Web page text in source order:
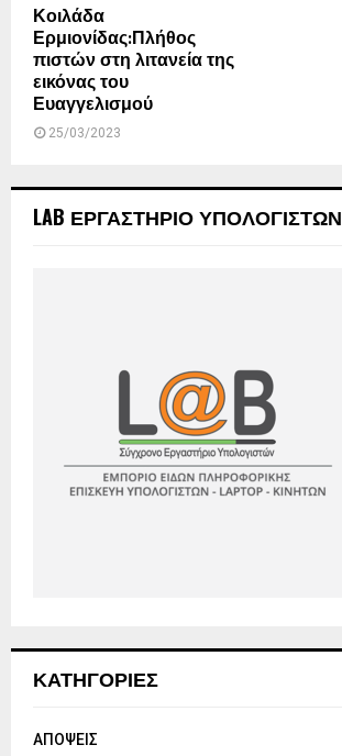
Κοιλάδα
Ερμιονίδας:Πλήθος
πιστών στη λιτανεία της
εικόνας του
Ευαγγελισμού
25/03/2023
LAB ΕΡΓΑΣΤΗΡΙΟ ΥΠΟΛΟΓΙΣΤΩΝ
ΚΑΤΗΓΟΡΙΕΣ
ΑΠΟΨΕΙΣ